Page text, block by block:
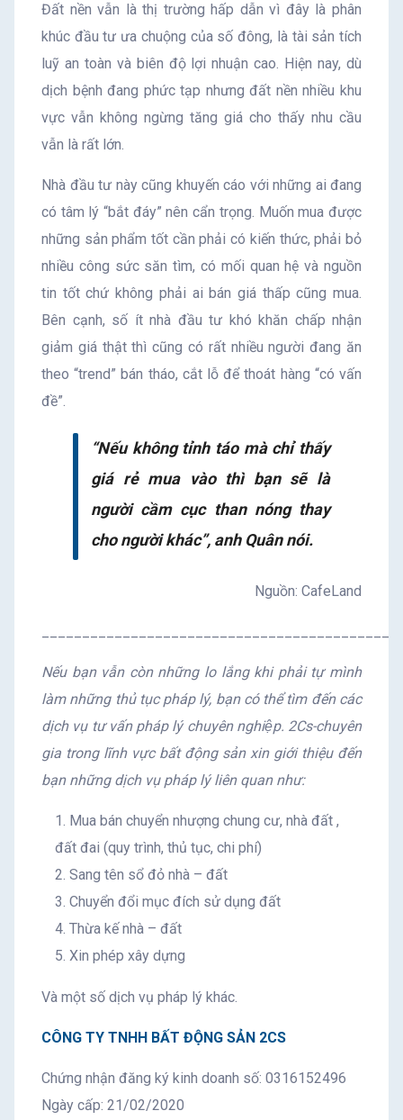
Đất nền vẫn là thị trường hấp dẫn vì đây là phân
khúc đầu tư ưa chuộng của số đông, là tài sản tích
luỹ an toàn và biên độ lợi nhuận cao. Hiện nay, dù
dịch bệnh đang phức tạp nhưng đất nền nhiều khu
vực vẫn không ngừng tăng giá cho thấy nhu cầu
vẫn là rất lớn.
Nhà đầu tư này cũng khuyến cáo với những ai đang
có tâm lý “bắt đáy” nên cẩn trọng. Muốn mua được
những sản phẩm tốt cần phải có kiến thức, phải bỏ
nhiều công sức săn tìm, có mối quan hệ và nguồn
tin tốt chứ không phải ai bán giá thấp cũng mua.
Bên cạnh, số ít nhà đầu tư khó khăn chấp nhận
giảm giá thật thì cũng có rất nhiều người đang ăn
theo “trend” bán tháo, cắt lỗ để thoát hàng “có vấn
đề”.
“Nếu không tỉnh táo mà chỉ thấy
giá rẻ mua vào thì bạn sẽ là
người cầm cục than nóng thay
cho người khác”, anh Quân nói.
Nguồn: CafeLand
Nếu bạn vẫn còn những lo lắng khi phải tự mình
làm những thủ tục pháp lý, bạn có thể tìm đến các
dịch vụ tư vấn pháp lý chuyên nghiệp. 2Cs-chuyên
gia trong lĩnh vực bất động sản xin giới thiệu đến
bạn những dịch vụ pháp lý liên quan như:
Mua bán chuyển nhượng chung cư, nhà đất ,
đất đai (quy trình, thủ tục, chi phí)
Sang tên sổ đỏ nhà – đất
Chuyển đổi mục đích sử dụng đất
Thừa kế nhà – đất
Xin phép xây dựng
Và một số dịch vụ pháp lý khác.
CÔNG TY TNHH BẤT ĐỘNG SẢN 2CS
Chứng nhận đăng ký kinh doanh số: 0316152496
Ngày cấp: 21/02/2020